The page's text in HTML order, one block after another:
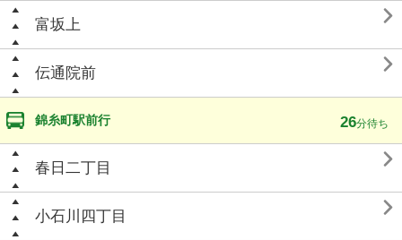
富坂上 
伝通院前 
錦糸町駅前行 26分待ち
春日二丁目 
小石川四丁目 